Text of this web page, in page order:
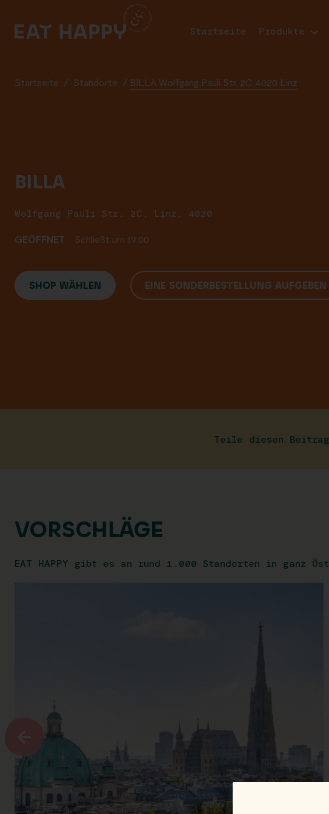
MAIN
Startseite Produkte
Startseite / Standorte / BILLA Wolfgang Pauli Str. 2C 4020 Linz
BILLA
Wolfgang Pauli Str. 2C, Linz, 4020
GEÖFFNET Schließt um 19:00
SHOP WÄHLEN EINE SONDERBESTELLUNG AUFGEBEN
Teile diesen
VORSCHLÄGE
EAT HAPPY gibt es an rund 1.000 Standorten in ganz